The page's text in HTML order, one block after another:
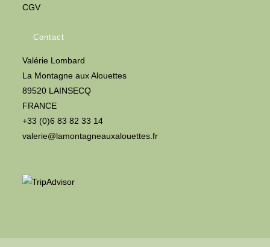
CGV
Contact
Valérie Lombard
La Montagne aux Alouettes
89520 LAINSECQ
FRANCE
+33 (0)6 83 82 33 14
valerie@lamontagneauxalouettes.fr